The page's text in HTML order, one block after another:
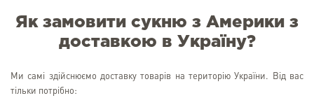
Як замовити сукню з Америки з
доставкою в Україну?
Ми самі здійснюємо доставку товарів на територію України. Від вас
тільки потрібно: